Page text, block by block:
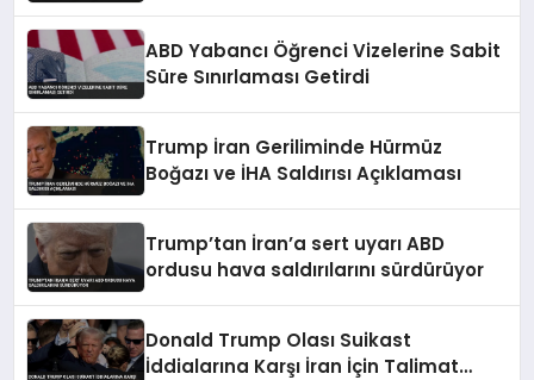
ABD Yabancı Öğrenci Vizelerine Sabit
Süre Sınırlaması Getirdi
Trump İran Geriliminde Hürmüz
Boğazı ve İHA Saldırısı Açıklaması
Trump’tan İran’a sert uyarı ABD
ordusu hava saldırılarını sürdürüyor
Donald Trump Olası Suikast
İddialarına Karşı İran İçin Talimat